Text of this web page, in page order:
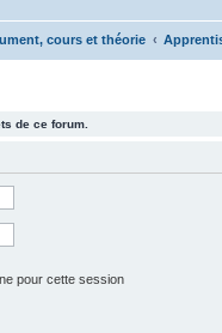
cours et théorie
de ce forum.
pour cette session